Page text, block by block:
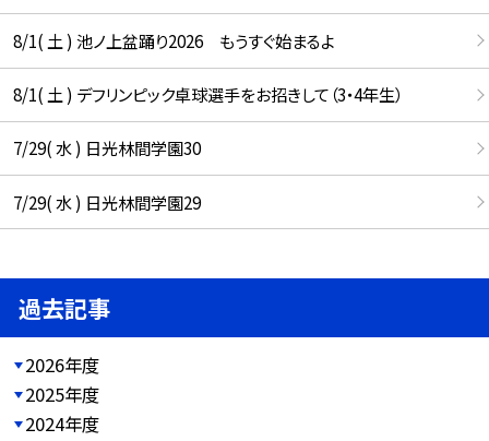
8/1( 土 ) 池ノ上盆踊り2026 もうすぐ始まるよ
8/1( 土 ) デフリンピック卓球選手をお招きして（3・4年生）
7/29( 水 ) 日光林間学園30
7/29( 水 ) 日光林間学園29
過去記事
2026年度
2025年度
2024年度